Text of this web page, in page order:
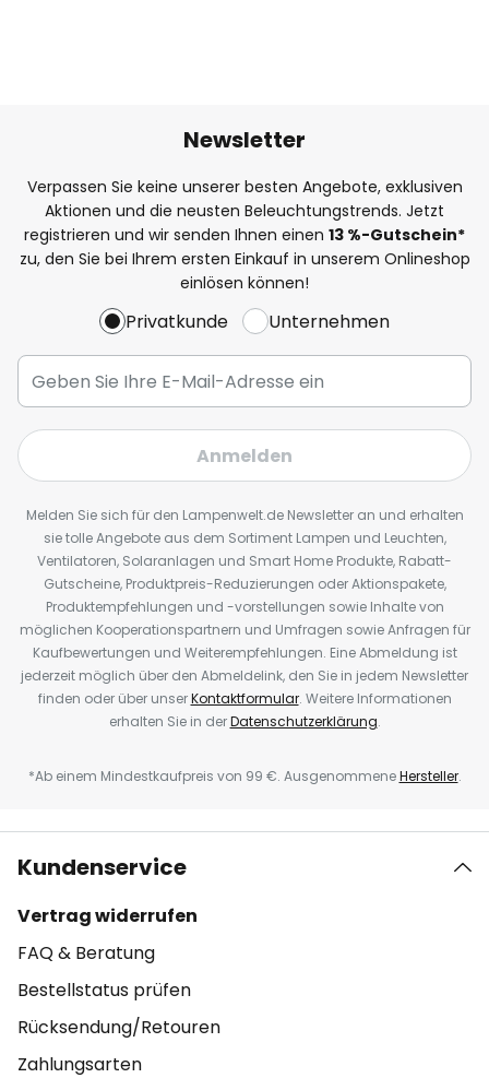
Newsletter
Verpassen Sie keine unserer besten Angebote, exklusiven
Aktionen und die neusten Beleuchtungstrends. Jetzt
registrieren und wir senden Ihnen einen 13 %-Gutschein*
zu, den Sie bei Ihrem ersten Einkauf in unserem Onlineshop
einlösen können!
Privatkunde Unternehmen
Anmelden
Melden Sie sich für den Lampenwelt.de Newsletter an und erhalten
sie tolle Angebote aus dem Sortiment Lampen und Leuchten,
Ventilatoren, Solaranlagen und Smart Home Produkte, Rabatt-
Gutscheine, Produktpreis-Reduzierungen oder Aktionspakete,
Produktempfehlungen und -vorstellungen sowie Inhalte von
möglichen Kooperationspartnern und Umfragen sowie Anfragen für
Kaufbewertungen und Weiterempfehlungen. Eine Abmeldung ist
jederzeit möglich über den Abmeldelink, den Sie in jedem Newsletter
finden oder über unserKontaktformular. Weitere Informationen
erhalten Sie in derDatenschutzerklärung.
*Ab einem Mindestkaufpreis von 99 €. AusgenommeneHersteller.
Kundenservice
Vertrag widerrufen
FAQ & Beratung
Bestellstatus prüfen
Rücksendung/Retouren
Zahlungsarten